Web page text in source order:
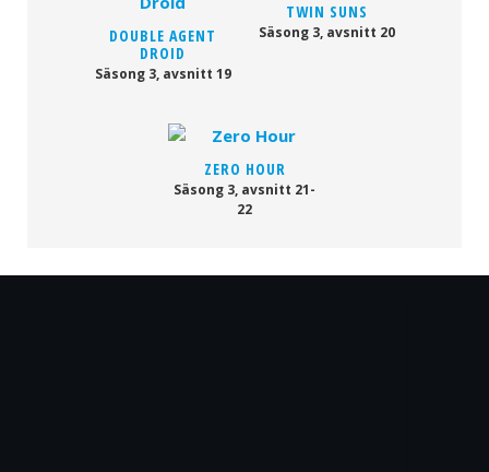
DOUBLE AGENT
DROID
Säsong 3, avsnitt 19
TWIN SUNS
Säsong 3, avsnitt 20
ZERO HOUR
Säsong 3, avsnitt 21-
22